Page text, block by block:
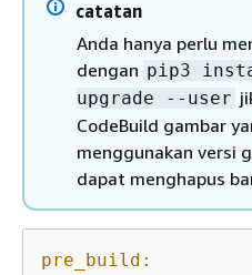
catatan
Anda hanya perlu
dengan pip3
upgrade --user
CodeBuild gambar
menggunakan versi
dapat menghapus
pre_build: